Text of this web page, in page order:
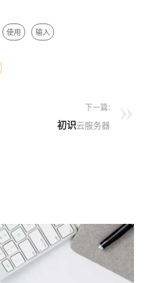
使用 输入
下一篇:
初识云服务器